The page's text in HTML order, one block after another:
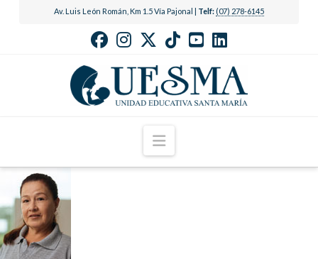
Av. Luis León Román, Km 1.5 Vía Pajonal | Telf: (07) 278-6145
Navigation